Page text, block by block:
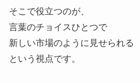
そこで役立つのが、
言葉のチョイスひとつで
新しい市場のように見せられる
という視点です。